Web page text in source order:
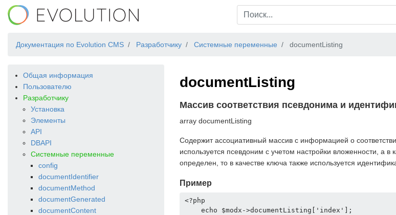
Документация по Evolution CMS Разработчику Системные переменные documentListing
Общая информация
Пользователю
Разработчику
Установка
Элементы
API
DBAPI
Системные переменные
config
documentIdentifier
documentMethod
documentGenerated
documentContent
documentListing
Массив соответствия псевдонима и
array documentListing
Содержит ассоциативный массив с информацией о
используется псевдоним с учетом настройки вложенности, а
определен, то в качестве ключа также используется
Пример
<?php
    echo $modx->documentListing['index'];